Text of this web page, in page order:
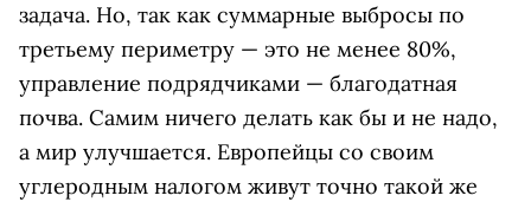
задача. Но, так как суммарные выбросы по
третьему периметру — это не менее 80%,
управление подрядчиками — благодатная
почва. Самим ничего делать как бы и не надо,
а мир улучшается. Европейцы со своим
углеродным налогом живут точно такой же